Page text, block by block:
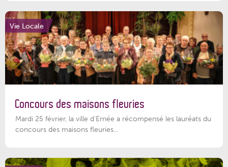
Vie Locale
Concours des maisons fleuries
Mardi 25 février, la ville d'Ernée a récompensé les lauréats du
concours des maisons fleuries...